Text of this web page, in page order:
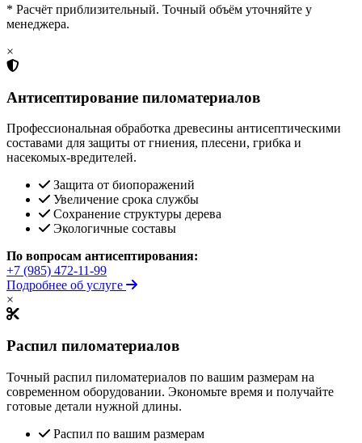
* Расчёт приблизительный. Точный объём уточняйте у
менеджера.
×
Антисептирование пиломатериалов
Профессиональная обработка древесины антисептическими
составами для защиты от гниения, плесени, грибка и
насекомых-вредителей.
Защита от биопоражений
Увеличение срока службы
Сохранение структуры дерева
Экологичные составы
По вопросам антисептирования:
+7 (985) 472-11-99
Подробнее об услуге
×
Распил пиломатериалов
Точный распил пиломатериалов по вашим размерам на
современном оборудовании. Экономьте время и получайте
готовые детали нужной длины.
Распил по вашим размерам